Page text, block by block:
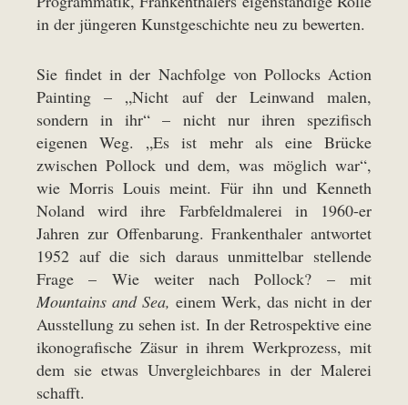
in der jüngeren Kunstgeschichte neu zu bewerten.
Sie findet in der Nachfolge von Pollocks Action
Painting – „Nicht auf der Leinwand malen,
sondern in ihr“ – nicht nur ihren spezifisch
eigenen Weg. „Es ist mehr als eine Brücke
zwischen Pollock und dem, was möglich war“,
wie Morris Louis meint. Für ihn und Kenneth
Noland wird ihre Farbfeldmalerei in 1960-er
Jahren zur Offenbarung. Frankenthaler antwortet
1952 auf die sich daraus unmittelbar stellende
Frage – Wie weiter nach Pollock? – mit
Mountains and Sea, einem Werk, das nicht in der
Ausstellung zu sehen ist. In der Retrospektive eine
ikonografische Zäsur in ihrem Werkprozess, mit
dem sie etwas Unvergleichbares in der Malerei
schafft.